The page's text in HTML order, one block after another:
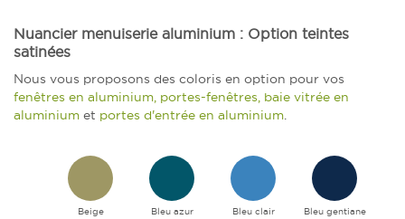
Nuancier menuiserie aluminium : Option teintes
satinées
Nous vous proposons des coloris en option pour vos
fenêtres en aluminium, portes-fenêtres, baie vitrée en
aluminium et portes d'entrée en aluminium.
Beige Bleu azur Bleu clair Bleu gentiane